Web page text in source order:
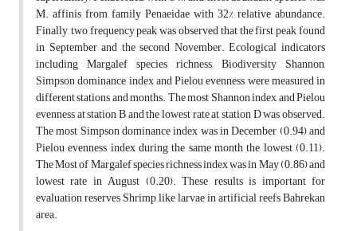
M. affinis from family Penaeidae with 32% relative abundance.
Finally, two frequency peak was observed that the first peak found
in September and the second November. Ecological indicators
including Margalef species richness, Biodiversity Shannon,
Simpson dominance index and Pielou evenness were measured in
different stations and months. The most Shannon index and Pielou
evenness at station B and the lowest rate at station D was observed.
The most Simpson dominance index was in December (0.94) and
Pielou evenness index during the same month the lowest (0.11).
The Most of Margalef species richness index was in May (0.86) and
lowest rate in August (0.20). These results is important for
evaluation reserves Shrimp like larvae in artificial reefs Bahrekan
area.